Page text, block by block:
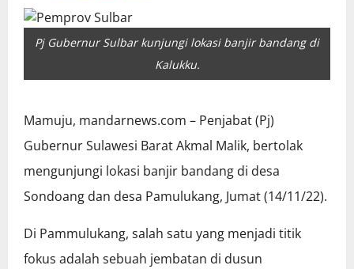
Pj Gubernur Sulbar kunjungi lokasi banjir bandang di
Kalukku.
Mamuju, mandarnews.com – Penjabat (Pj)
Gubernur Sulawesi Barat Akmal Malik, bertolak
mengunjungi lokasi banjir bandang di desa
Sondoang dan desa Pamulukang, Jumat (14/11/22).
Di Pammulukang, salah satu yang menjadi titik
fokus adalah sebuah jembatan di dusun